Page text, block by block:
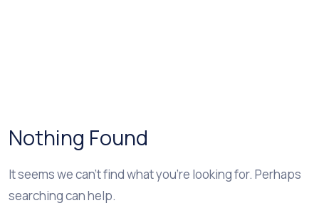
Nothing Found
It seems we can’t find what you’re looking for. Perhaps
searching can help.